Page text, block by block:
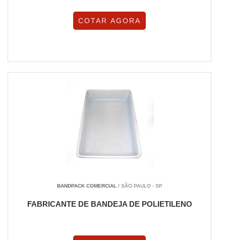
COTAR AGORA
BANDPACK COMERCIAL/ SÃO PAULO - SP
FABRICANTE DE BANDEJA DE POLIETILENO